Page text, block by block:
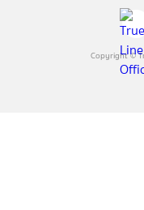
Copyright ©